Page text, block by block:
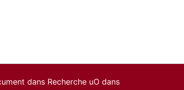
dans Recherche uO dans